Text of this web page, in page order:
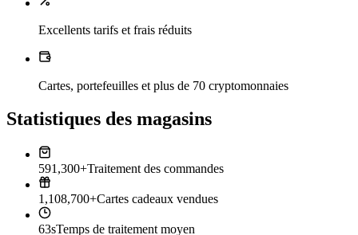
Excellents tarifs et frais réduits
Cartes, portefeuilles et plus de 70 cryptomonnaies
Statistiques des magasins
591,300+Traitement des commandes
1,108,700+Cartes cadeaux vendues
63sTemps de traitement moyen